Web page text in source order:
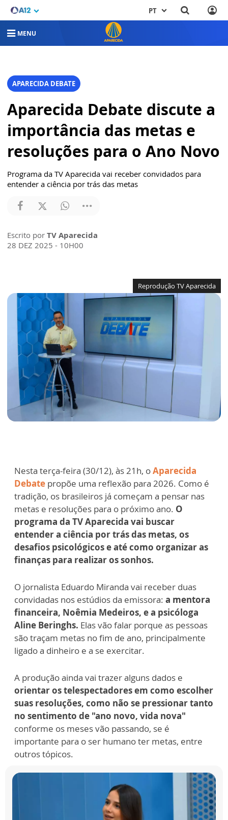
PT
MENU
APARECIDA DEBATE
Aparecida Debate discute a
importância das metas e
resoluções para o Ano Novo
Programa da TV Aparecida vai receber convidados para
entender a ciência por trás das metas
Escrito por TV Aparecida
28 DEZ 2025 - 10H00
Reprodução TV Aparecida
Nesta terça-feira (30/12), às 21h, oAparecida
Debate propõe uma reflexão para 2026. Como é
tradição, os brasileiros já começam a pensar nas
metas e resoluções para o próximo ano. O
programa da TV Aparecida vai buscar
entender a ciência por trás das metas, os
desafios psicológicos e até como organizar as
finanças para realizar os sonhos.
O jornalista Eduardo Miranda vai receber duas
convidadas nos estúdios da emissora: a mentora
financeira, Noêmia Medeiros, e a psicóloga
Aline Beringhs. Elas vão falar porque as pessoas
são traçam metas no fim de ano, principalmente
ligado a dinheiro e a se exercitar.
A produção ainda vai trazer alguns dados e
orientar os telespectadores em como escolher
suas resoluções, como não se pressionar tanto
no sentimento de "ano novo, vida nova"
conforme os meses vão passando, se é
importante para o ser humano ter metas, entre
outros tópicos.